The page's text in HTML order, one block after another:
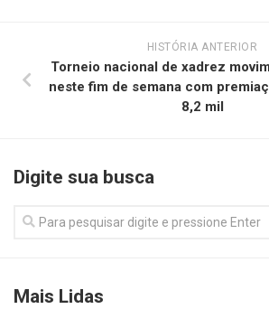
HISTÓRIA ANTERIOR
Torneio nacional de xadrez
neste fim de semana com
8,2 mil
Digite sua busca
Mais Lidas